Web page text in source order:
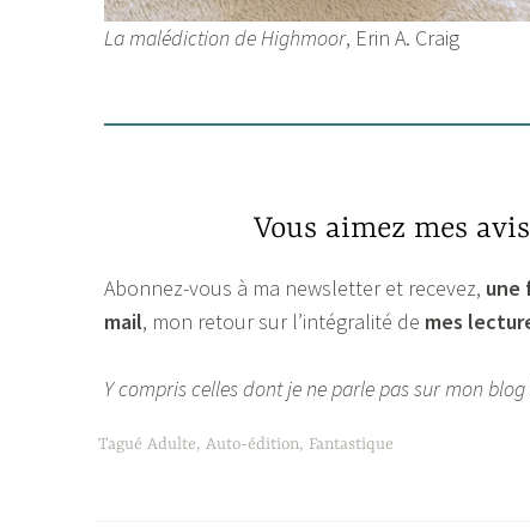
La malédiction de Highmoor, Erin A. Craig
Vous aimez mes
Abonnez-vous à ma newsletter et recevez, une
mail, mon retour sur l’intégralité de mes
Y compris celles dont je ne parle pas sur mon blog
Tagué Adulte, Auto-édition, Fantastique